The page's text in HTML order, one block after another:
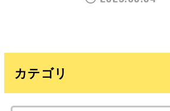
カテゴリ